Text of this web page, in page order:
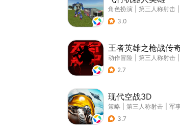
角色扮演 第三人称射击
3.0
王者英雄之枪战传
动作冒险 第三人称射击
2.7
现代空战3D
策略 第三人称射击 军
3.7